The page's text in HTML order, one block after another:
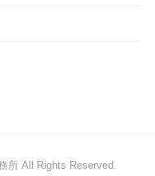
所 All Rights Reserved.